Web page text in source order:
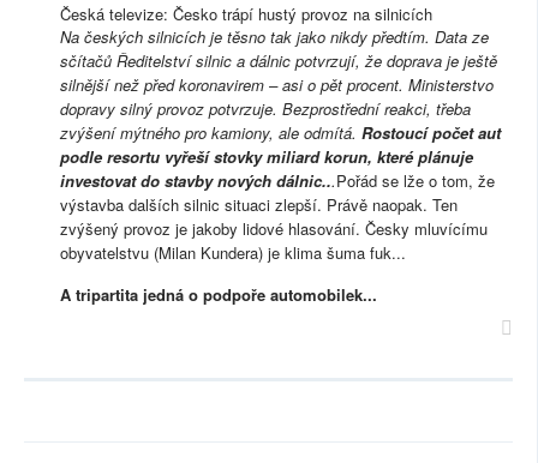
Česká televize: Česko trápí hustý provoz na silnicích
Na českých silnicích je těsno tak jako nikdy předtím. Data ze
sčítačů Ředitelství silnic a dálnic potvrzují, že doprava je ještě
silnější než před koronavirem – asi o pět procent. Ministerstvo
dopravy silný provoz potvrzuje. Bezprostřední reakci, třeba
zvýšení mýtného pro kamiony, ale odmítá. Rostoucí počet aut
podle resortu vyřeší stovky miliard korun, které plánuje
investovat do stavby nových dálnic...Pořád se lže o tom, že
výstavba dalších silnic situaci zlepší. Právě naopak. Ten
zvýšený provoz je jakoby lidové hlasování. Česky mluvícímu
obyvatelstvu (Milan Kundera) je klima šuma fuk...
A tripartita jedná o podpoře automobilek...